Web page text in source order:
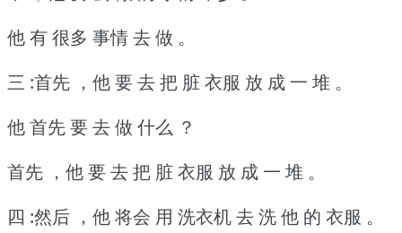
他 有 很多 事情 去 做 。
三 :首先 ，他 要 去 把 脏 衣服 放 成 一 堆 。
他 首先 要 去 做 什么 ？
首先 ，他 要 去 把 脏 衣服 放 成 一 堆 。
四 :然后 ，他 将会 用 洗衣机 去 洗 他 的 衣服 。